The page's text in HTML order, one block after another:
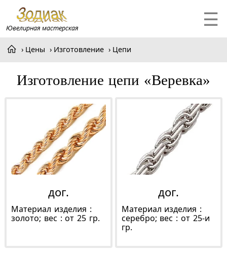
☰
Цены Изготовление Цепи
Изготовление цепи «Веревка»
дог.
Материал изделия :
золото; вес : от 25 гр.
дог.
Материал изделия :
серебро; вес : от 25-и
гр.